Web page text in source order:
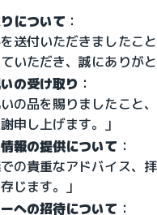
について ：
を送付いただきましたこ
いただき、誠にありが
の受け取り ：
いの品を賜りましたこと
申し上げます。」
報の提供について ：
での貴重なアドバイス、
じます。」
への招待について ：